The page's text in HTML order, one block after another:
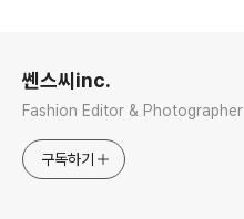
쎈스씨inc.
Fashion Editor & Photographer
구독하기